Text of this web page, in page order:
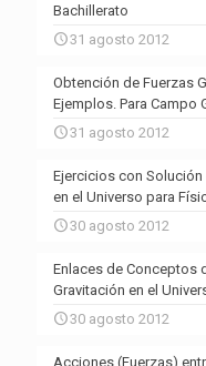
Bachillerato
31 agosto 2012
Obtención de Fuerzas
Ejemplos. Para Campo
31 agosto 2012
Ejercicios con Solución
en el Universo para
30 agosto 2012
Enlaces de Conceptos
Gravitación en el
30 agosto 2012
Acciones (Fuerzas)